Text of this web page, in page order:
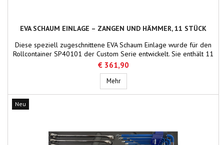
EVA SCHAUM EINLAGE – ZANGEN UND HÄMMER, 11 STÜCK
Diese speziell zugeschnittene EVA Schaum Einlage wurde für den
Rollcontainer SP40101 der Custom Serie entwickelt. Sie enthält 11
hochwertige Werkzeuge wie Zangen, Hämmer und weiteres
Zubehör. Die Einlage sorgt für eine ordentliche, platzsparende und
sichere Aufbewahrung Ihrer Werkzeuge im Rollcontainer, schützt
vor Beschädigungen und ermöglicht schnellen...
€ 361,90
MehrEVA Schaum Einlage – Zangen und
Neu